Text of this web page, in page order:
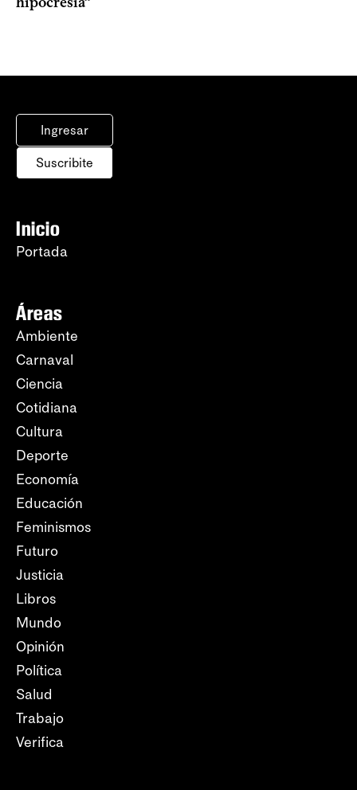
Ingresar
Suscribite
Inicio
Portada
Áreas
Ambiente
Carnaval
Ciencia
Cotidiana
Cultura
Deporte
Economía
Educación
Feminismos
Futuro
Justicia
Libros
Mundo
Opinión
Política
Salud
Trabajo
Verifica